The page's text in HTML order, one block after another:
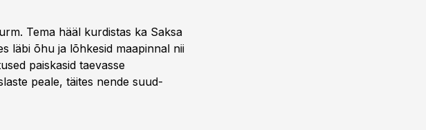
Tema hääl kurdistas ka Saksa
läbi õhu ja lõhkesid maapinnal nii
paiskasid taevasse
peale, täites nende suud-